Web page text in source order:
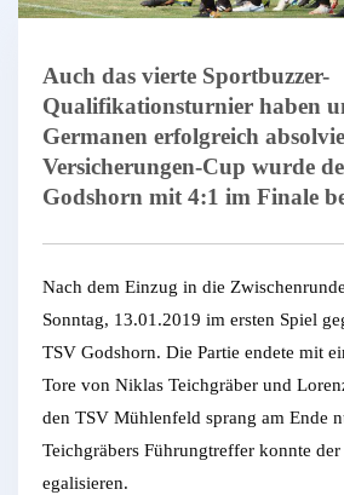
Auch das vierte Sportbuzzer-
Qualifikationsturnier haben
Germanen erfolgreich
Versicherungen-Cup wurde
Godshorn mit 4:1 im Finale
Nach dem Einzug in die
Sonntag, 13.01.2019 im ersten Spiel
TSV Godshorn. Die Partie endete mit
Tore von Niklas Teichgräber und
den TSV Mühlenfeld sprang am Ende
Teichgräbers Führungtreffer konnte
egalisieren.